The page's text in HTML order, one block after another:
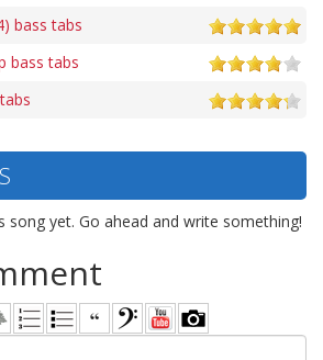
bass tabs
bass tabs
yet. Go ahead and write something!